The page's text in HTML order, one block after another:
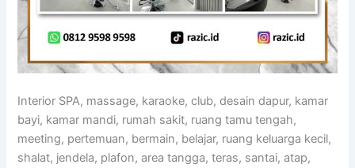
Interior SPA, massage, karaoke, club, desain dapur, kamar
bayi, kamar mandi, rumah sakit, ruang tamu tengah,
meeting, pertemuan, bermain, belajar, ruang keluarga kecil,
shalat, jendela, plafon, area tangga, teras, santai, atap,